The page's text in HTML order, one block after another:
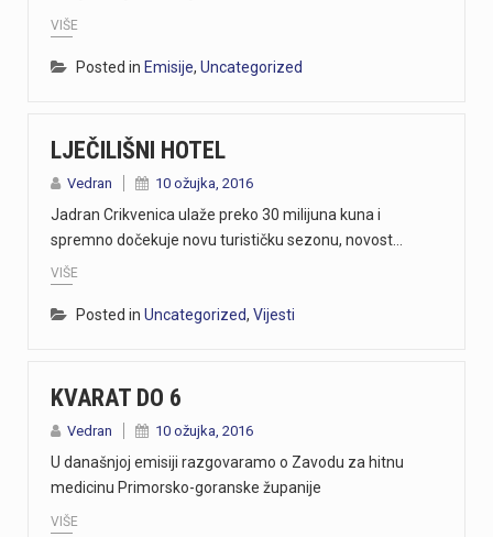
VIŠE
Posted in Emisije, Uncategorized
LJEČILIŠNI HOTEL
Vedran 10 ožujka, 2016
Jadran Crikvenica ulaže preko 30 milijuna kuna i
spremno dočekuje novu turističku sezonu, novost…
VIŠE
Posted in Uncategorized, Vijesti
KVARAT DO 6
Vedran 10 ožujka, 2016
U današnjoj emisiji razgovaramo o Zavodu za hitnu
medicinu Primorsko-goranske županije
VIŠE